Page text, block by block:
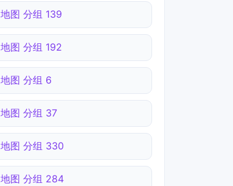
地图 分组 139
地图 分组 192
地图 分组 6
地图 分组 37
地图 分组 330
地图 分组 284